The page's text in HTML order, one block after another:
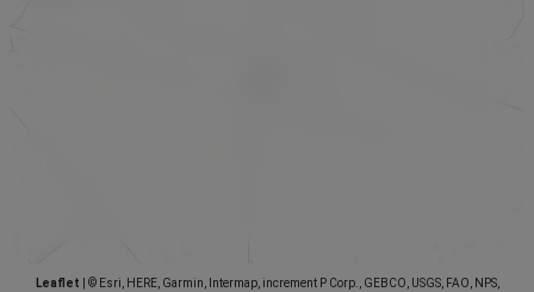
Leaflet
© Esri, HERE, Garmin, Intermap, increment P Corp., GEBCO, USGS, FAO, NPS,